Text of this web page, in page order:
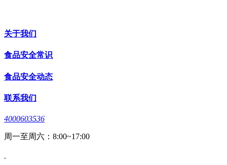
关于我们
食品安全常识
食品安全动态
联系我们
4000603536
周一至周六：8:00~17:00